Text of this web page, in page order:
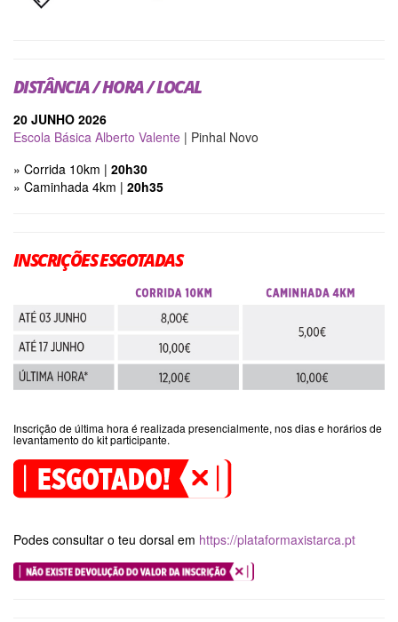
DISTÂNCIA / HORA / LOCAL
20 JUNHO 2026
Escola Básica Alberto Valente | Pinhal Novo
» Corrida 10km | 20h30
» Caminhada 4km | 20h35
INSCRIÇÕES ESGOTADAS
Inscrição de última hora é realizada presencialmente, nos dias e horários de
levantamento do kit participante.
Podes consultar o teu dorsal em https://plataformaxistarca.pt